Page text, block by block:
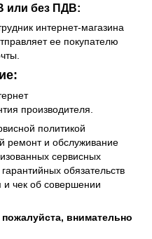
или без ПДВ:
интернет-магазина
ее покупателю
производителя.
политикой
ремонт и обслуживание
сервисных
обязательств
и чек об совершении
внимательно